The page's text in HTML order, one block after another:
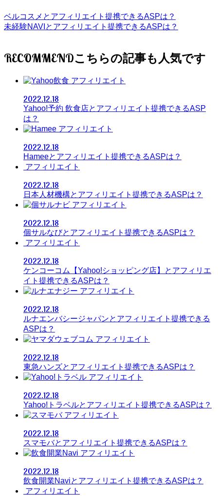
ベルコスメとアフィリエイト提携できるASPは？
未経験NAVIとアフィリエイト提携できるASPは？
RECOMMEND
アフィリエイト
2022.12.18
Yahoo!予約 飲食店とアフィリエイト提携できるASP
は？
アフィリエイト
2022.12.18
Hameeとアフィリエイト提携できるASPは？
アフィリエイト
2022.12.18
日本人材機構とアフィリエイト提携できるASPは？
アフィリエイト
2022.12.18
個サルなびとアフィリエイト提携できるASPは？
アフィリエイト
2022.12.18
ケンコーコム【Yahoo!ショッピング店】とアフィリエ
イト提携できるASPは？
アフィリエイト
2022.12.18
ルナエンバシージャパンとアフィリエイト提携できる
ASPは？
アフィリエイト
2022.12.18
東急ハンズとアフィリエイト提携できるASPは？
アフィリエイト
2022.12.18
Yahoo!トラベルとアフィリエイト提携できるASPは？
アフィリエイト
2022.12.18
スマモバとアフィリエイト提携できるASPは？
アフィリエイト
2022.12.18
飲食開業Naviとアフィリエイト提携できるASPは？
アフィリエイト